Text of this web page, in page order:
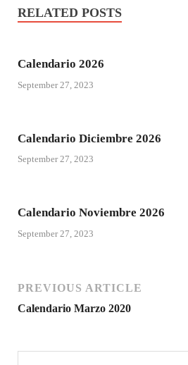
RELATED POSTS
Calendario 2026
September 27, 2023
Calendario Diciembre 2026
September 27, 2023
Calendario Noviembre 2026
September 27, 2023
PREVIOUS ARTICLE
Calendario Marzo 2020